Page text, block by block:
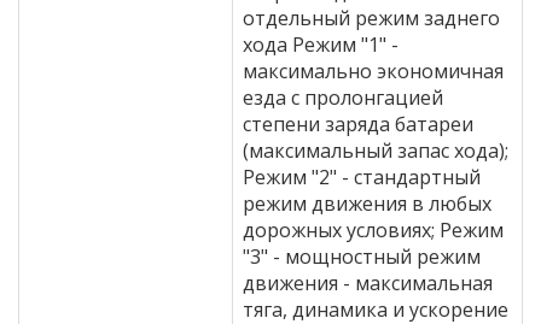
отдельный режим заднего
хода Режим "1" -
максимально экономичная
езда с пролонгацией
степени заряда батареи
(максимальный запас хода);
Режим "2" - стандартный
режим движения в любых
дорожных условиях; Режим
"3" - мощностный режим
движения - максимальная
тяга, динамика и ускорение